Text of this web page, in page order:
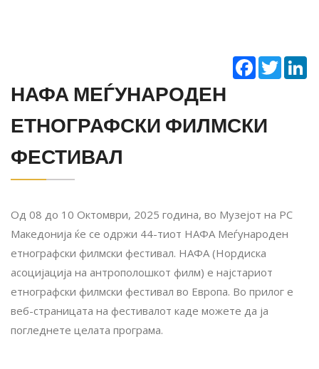
Facebook
Twitter
НАФА МЕЃУНАРОДЕН
ЕТНОГРАФСКИ ФИЛМСКИ
ФЕСТИВАЛ
Од 08 до 10 Октомври, 2025 година, во Музејот на РС
Македонија ќе се одржи 44-тиот НАФА Меѓународен
етнографски филмски фестивал. НАФА (Нордиска
асоцијација на антрополошкот филм) е најстариот
етнографски филмски фестивал во Европа. Во прилог е
веб-страницата на фестивалот каде можете да ја
погледнете целата програма.